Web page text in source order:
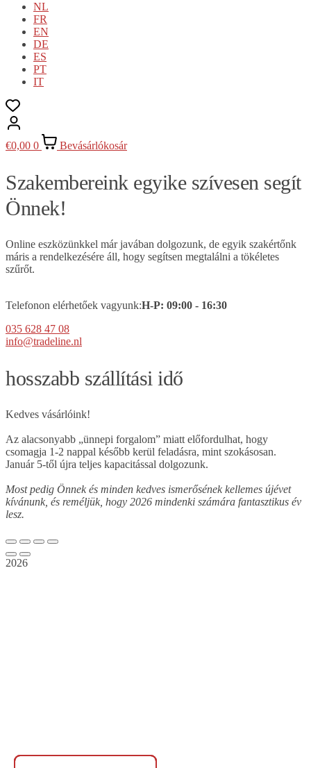
NL
FR
EN
DE
ES
PT
IT
€0,00 0 Bevásárlókosár
Szakembereink egyike szívesen segít
Önnek!
Online eszközünkkel már javában dolgozunk, de egyik szakértőnk
máris a rendelkezésére áll, hogy segítsen megtalálni a tökéletes
szűrőt.
Telefonon elérhetőek vagyunk:H-P: 09:00 - 16:30
035 628 47 08
info@tradeline.nl
hosszabb szállítási idő
Kedves vásárlóink!
Az alacsonyabb „ünnepi forgalom” miatt előfordulhat, hogy
csomagja 1-2 nappal később kerül feladásra, mint szokásosan.
Január 5-től újra teljes kapacitással dolgozunk.
Most pedig Önnek és minden kedves ismerősének kellemes újévet
kívánunk, és reméljük, hogy 2026 mindenki számára fantasztikus év
lesz.
2026